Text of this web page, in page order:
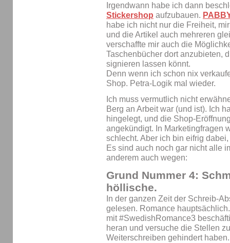
Irgendwann habe ich dann
Stickershop aufzubauen.
habe ich nicht nur die Freiheit,
und die Artikel auch mehreren
verschaffte mir auch die
Taschenbücher dort anzubieten,
signieren lassen könnt.
Denn wenn ich schon nix
Shop. Petra-Logik mal wieder.
Ich muss vermutlich nicht
Berg an Arbeit war (und ist). Ich
hingelegt, und die Shop-
angekündigt. In Marketingfragen
schlecht. Aber ich bin eifrig
Es sind auch noch gar nicht alle
anderem auch wegen:
Grund Nummer 4:
höllische.
In der ganzen Zeit der Schreib-
gelesen. Romance
mit #SwedishRomance3
heran und versuche die Stellen
Weiterschreiben gehindert